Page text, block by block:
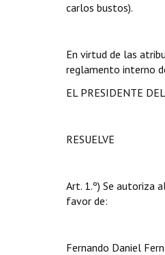
carlos bustos).
En virtud de las
reglamento interno
EL PRESIDENTE
RESUELVE
Art. 1.º) Se autoriza
favor de:
Fernando Daniel